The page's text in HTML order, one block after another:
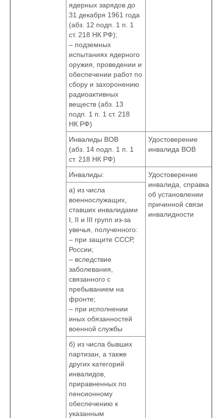
ядерных зарядов до
31 декабря 1961 года
(абз. 12 подп. 1 п. 1
ст. 218 НК РФ);
– подземных
испытаниях ядерного
оружия, проведении и
обеспечении работ по
сбору и захоронению
радиоактивных
веществ (абз. 13
подп. 1 п. 1 ст. 218
НК РФ)
Инвалиды ВОВ
(абз. 14 подп. 1 п. 1
ст. 218 НК РФ)
Удостоверение
инвалида ВОВ
Инвалиды:
Удостоверение
инвалида, справка
об установлении
причинной связи
инвалидности
а) из числа
военнослужащих,
ставших инвалидами
I, II и III групп из-за
увечья, полученного:
– при защите СССР,
России;
– вследствие
заболевания,
связанного с
пребыванием на
фронте;
– при исполнении
иных обязанностей
военной службы
б) из числа бывших
партизан, а также
других категорий
инвалидов,
приравненных по
пенсионному
обеспечению к
указанным